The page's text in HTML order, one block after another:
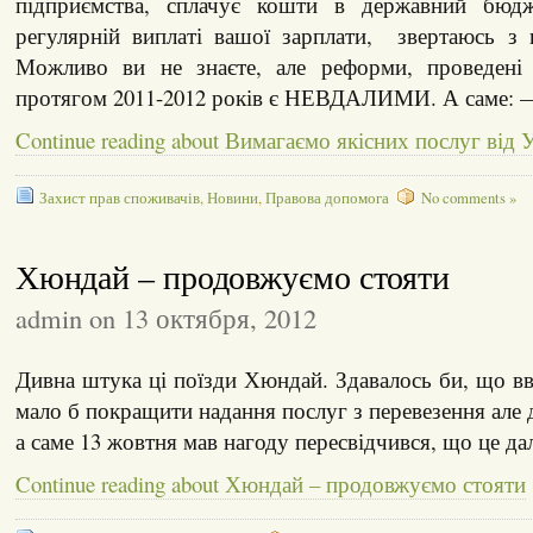
регулярній виплаті вашої зарплати, звертаюсь з
Можливо ви не знаєте, але реформи, проведені
протягом 2011-2012 років є НЕВДАЛИМИ. А
Continue reading about Вимагаємо якісних послуг від
Захист прав споживачів,Новини,Правова допомога No comments »
Хюндай – продовжуємо стояти
admin on 13 октября, 2012
Дивна штука ці поїзди Хюндай. Здавалось би, що
мало б покращити надання послуг з перевезення але
а саме 13 жовтня мав нагоду пересвідчився, що це
Continue reading about Хюндай – продовжуємо стояти